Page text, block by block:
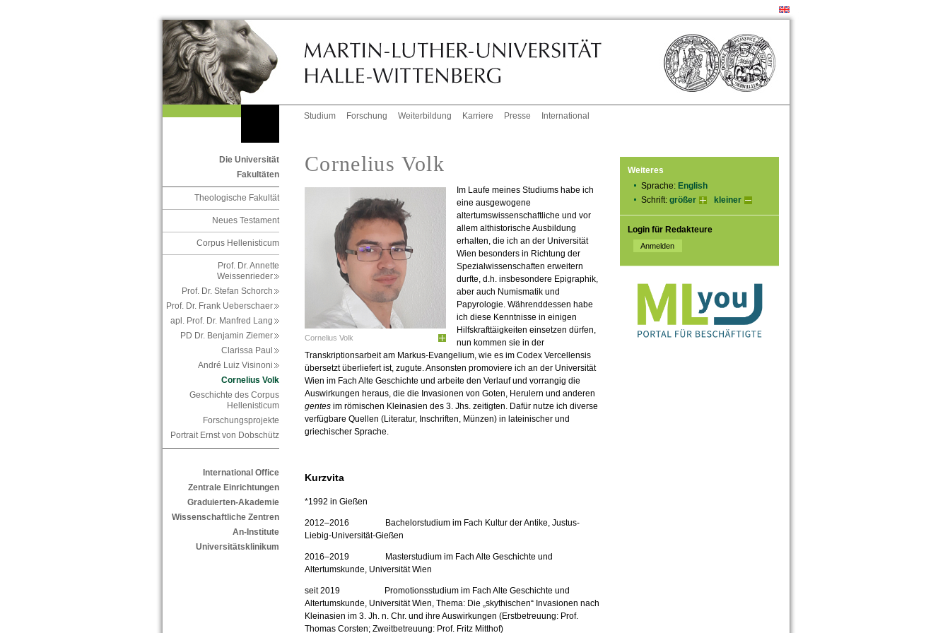
Studium Forschung Weiterbildung Karriere Presse International
Die Universität
Fakultäten
Theologische Fakultät
Neues Testament
Corpus Hellenisticum
Prof. Dr. Annette
Weissenrieder
Prof. Dr. Stefan Schorch
Prof. Dr. Frank Ueberschaer
apl. Prof. Dr. Manfred Lang
PD Dr. Benjamin Ziemer
Clarissa Paul
André Luiz Visinoni
Cornelius Volk
Geschichte des Corpus
Hellenisticum
Forschungsprojekte
Portrait Ernst von Dobschütz
International Office
Zentrale Einrichtungen
Graduierten-Akademie
Wissenschaftliche Zentren
An-Institute
Universitätsklinikum
Weiteres
Sprache: English
Schrift: größer kleiner
Login für Redakteure
Cornelius Volk
Cornelius Volk
Im Laufe meines Studiums habe ich
eine ausgewogene
altertumswissenschaftliche und vor
allem althistorische Ausbildung
erhalten, die ich an der Universität
Wien besonders in Richtung der
Spezialwissenschaften erweitern
durfte, d.h. insbesondere Epigraphik,
aber auch Numismatik und
Papyrologie. Währenddessen habe
ich diese Kenntnisse in einigen
Hilfskrafttäigkeiten einsetzen dürfen,
nun kommen sie in der
Transkriptionsarbeit am Markus-Evangelium, wie es im Codex Vercellensis
übersetzt überliefert ist, zugute. Ansonsten promoviere ich an der Universität
Wien im Fach Alte Geschichte und arbeite den Verlauf und vorrangig die
Auswirkungen heraus, die die Invasionen von Goten, Herulern und anderen
gentesim römischen Kleinasien des 3. Jhs. zeitigten. Dafür nutze ich diverse
verfügbare Quellen (Literatur, Inschriften, Münzen) in lateinischer und
griechischer Sprache.
Kurzvita
*1992 in Gießen
2012–2016 Bachelorstudium im Fach Kultur der Antike, Justus-
Liebig-Universität-Gießen
2016–2019 Masterstudium im Fach Alte Geschichte und
Altertumskunde, Universität Wien
seit 2019 Promotionsstudium im Fach Alte Geschichte und
Altertumskunde, Universität Wien, Thema: Die „skythischen“ Invasionen nach
Kleinasien im 3. Jh. n. Chr. und ihre Auswirkungen (Erstbetreuung: Prof.
Thomas Corsten; Zweitbetreuung: Prof. Fritz Mitthof)